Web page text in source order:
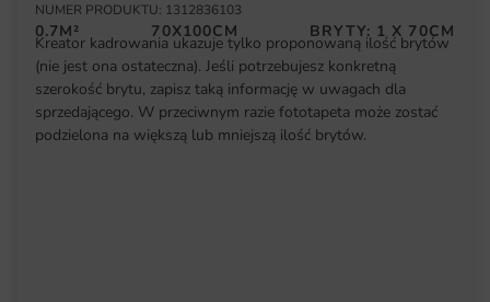
NUMER PRODUKTU: 1312836103
0.7M² 70X100CM BRYTY: 1 X 70CM
Kreator kadrowania ukazuje tylko proponowaną ilość brytów
(nie jest ona ostateczna). Jeśli potrzebujesz konkretną
szerokość brytu, zapisz taką informację w uwagach dla
sprzedającego. W przeciwnym razie fototapeta może zostać
podzielona na większą lub mniejszą ilość brytów.